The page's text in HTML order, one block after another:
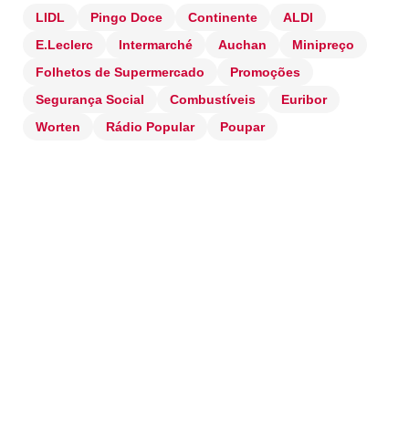
LIDL Pingo Doce Continente
ALDI
E.Leclerc
Intermarché Auchan
Minipreço
Folhetos de Supermercado
Promoções
Segurança Social
Combustíveis
Euribor
Worten
Rádio Popular Poupar